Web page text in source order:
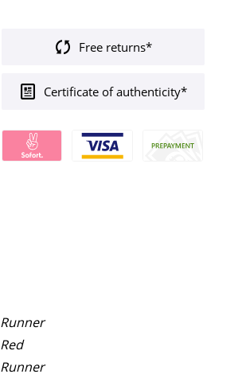
Free returns*
Certificate of authenticity*
Runner
Red
Runner